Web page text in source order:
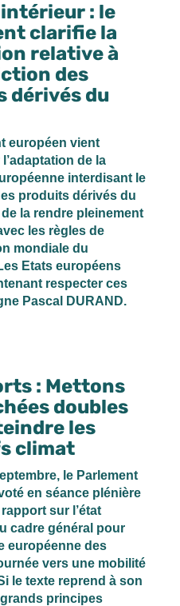
: le
clarifie la
relative à
des
dérivés du
européen vient
de la
interdisant le
produits dérivés du
la rendre pleinement
les règles de
mondiale du
Etats européens
respecter ces
Pascal DURAND.
: Mettons
doubles
les
climat
le Parlement
en séance plénière
sur l’état
cadre général pour
européenne des
vers une mobilité
le texte reprend à son
principes